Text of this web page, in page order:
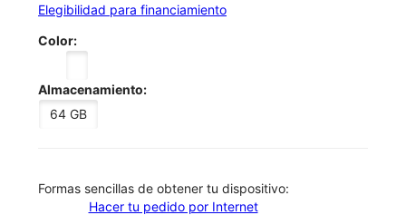
Elegibilidad para financiamiento
Color:
Almacenamiento:
64 GB
​​​​​​​Formas sencillas de obtener tu dispositivo:
Hacer tu pedido por Internet